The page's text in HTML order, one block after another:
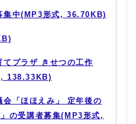
集中(MP3形式, 36.70KB)
てプラザ きせつの工作
, 138.33KB)
会「ほほえみ」 定年後の
の受講者募集(MP3形式,